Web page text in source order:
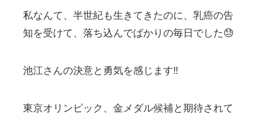
私なんて、半世紀も生きてきたのに、乳癌の告
知を受けて、落ち込んでばかりの毎日でした😓
池江さんの決意と勇気を感じます‼
東京オリンピック、金メダル候補と期待されて